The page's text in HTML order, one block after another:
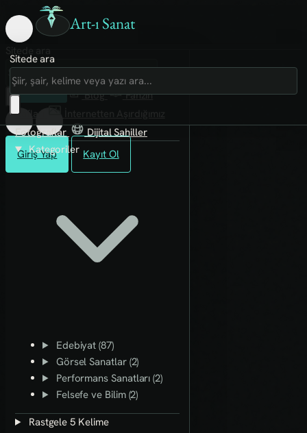
Art-ı Sanat
Giriş Yap Kayıt Ol
Sitede ara
Art-ı Sosyal
İmece
Kütüphane
Blog
Fanzin
Rafları
Fotoğraflar
Dijital Sahiller
Kategoriler
Edebiyat (87)
Görsel Sanatlar (2)
Performans Sanatları (2)
Felsefe ve Bilim (2)
Rastgele 5 Kelime